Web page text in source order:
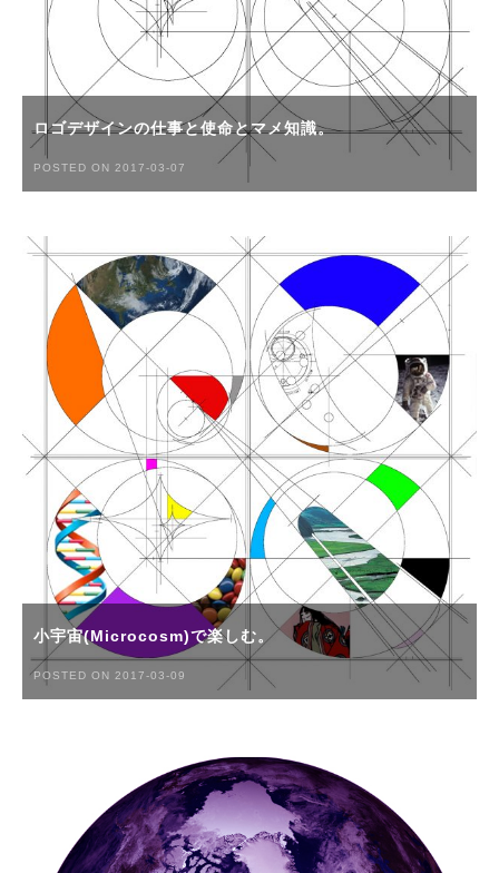
ロゴデザインの仕事と使命とマメ知識。
POSTED ON 2017-03-07
小宇宙(Microcosm)で楽しむ。
POSTED ON 2017-03-09